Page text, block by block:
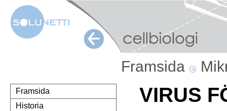
Framsida
Framsida
Historia
VIRUS